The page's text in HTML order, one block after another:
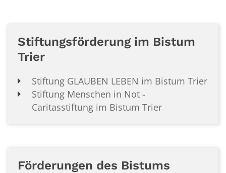
Stiftungsförderung im Bistum
Trier
Stiftung GLAUBEN LEBEN im Bistum Trier
Stiftung Menschen in Not -
Caritasstiftung im Bistum Trier
Förderungen des Bistums